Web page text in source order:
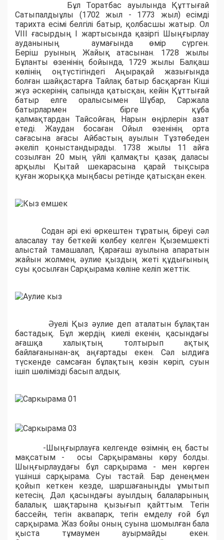
Бұл Торатбас ауылында Құттығай
Сатыпалдыұлы (1702 жыл - 1773 жыл) есімді
тарихта есімі белгілі батыр, қолбасшы жатыр. Ол
VIII ғасырдың I жартысында қазіргі Шыңғырлау
ауданының аумағында өмір сүрген.
Беріш руының Жайық атасынан. 1728 жылы
Бұланты өзенінің бойында, 1729 жылы Балқаш
көлінің оңтүстігіндегі Аңырақай жазығында
болған шайқастарға Тайлақ батыр басқарған Кіші
жүз әскерінің сапында қатысқан, кейін Құттығай
батыр елге оралысымен Шұбар, Саржала
батырлармен бірге құба
қалмақтардан Тайсойған, Нарын өңірлерін азат
етеді. Жаудан босаған Ойыл өзенінің орта
сағасына ағасы Айбастың ауылын Тұзтөбеден
әкеліп қоныстандырады. 1738 жылы 11 айға
созылған 20 мың үйлі қалмақты қазақ даласы
арқылы Қытай шекарасына қарай тықсыра
қуған жорыққа мыңбасы ретінде қатысқан екен.
Содан әрі екі өркештен тұратын, біреуі сәл
аласалау тау беткейі көлбеу келген Қыземшекті
алыстай тамашалап, Қарағаш ауылына апаратын
жайын жолмен, әулие қыздың жеті құдығының
суы қосылған Сарқырама көліне келіп жеттік.
Әуелі Қыз әулие деп аталатын бұлақтан
бастадық. Бұл жердің киелі екенін, қасындағы
ағашқа халықтың толтырып ақтық
байлағанынан-ақ аңғартады екен. Сәл ылдиға
түскенде самсаған бұлақтың көзін көріп, суын
ішіп шөлімізді басып алдық.
-Шыңғырлауға келгенде өзімнің ең басты
мақсатым - осы Сарқыраманы көру болды.
Шыңғырлаудағы бұл сарқырама - мен көрген
үшінші сарқырама. Суы тастай. Бар денеңмен
қойып кеткен кезде, шаршағаныңды ұмытып
кетесің. Дəл қасындағы ауылдың балаларының
балалық шақтарына қызығып қайттым. Тегін
бассейн, тегін аквапарк, тегін емделу ғой бұл
сарқырама. Жаз бойы оның суына шомылған бала
қыста тұмаумен ауырмайды екен.